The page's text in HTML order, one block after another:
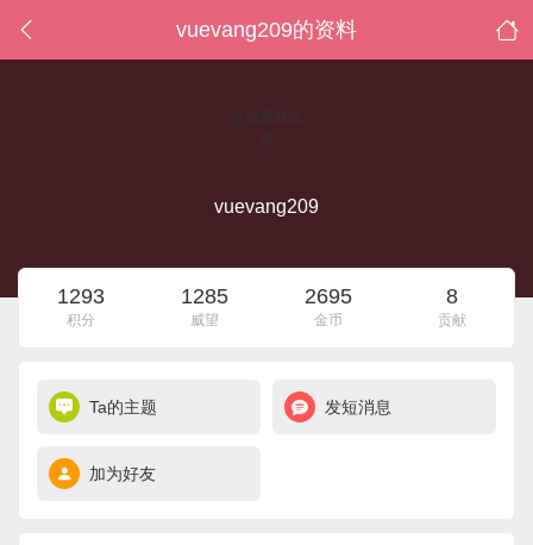
vuevang209的资料
vuevang209
1293
积分
1285
威望
2695
金币
8
贡献
Ta的主题 发短消息
加为好友